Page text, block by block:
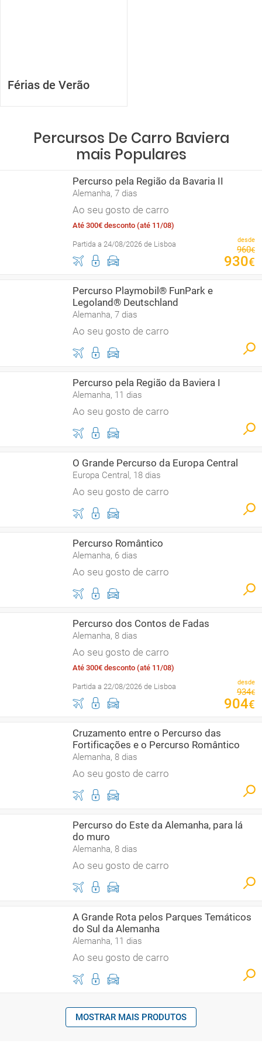
Férias de Verão
Percursos De Carro Baviera
mais Populares
Percurso pela Região da Bavaria II
Alemanha, 7 dias
Ao seu gosto de carro
Até 300€ desconto (até 11/08)
Partida a 24/08/2026 de Lisboa desde
960€
930€
Percurso Playmobil® FunPark e
Legoland® Deutschland
Alemanha, 7 dias
Ao seu gosto de carro
Percurso pela Região da Baviera I
Alemanha, 11 dias
Ao seu gosto de carro
O Grande Percurso da Europa Central
Europa Central, 18 dias
Ao seu gosto de carro
Percurso Romântico
Alemanha, 6 dias
Ao seu gosto de carro
Percurso dos Contos de Fadas
Alemanha, 8 dias
Ao seu gosto de carro
Até 300€ desconto (até 11/08)
Partida a 22/08/2026 de Lisboa desde
934€
904€
Cruzamento entre o Percurso das
Fortificações e o Percurso Romântico
Alemanha, 8 dias
Ao seu gosto de carro
Percurso do Este da Alemanha, para lá
do muro
Alemanha, 8 dias
Ao seu gosto de carro
A Grande Rota pelos Parques Temáticos
do Sul da Alemanha
Alemanha, 11 dias
Ao seu gosto de carro
MOSTRAR MAIS PRODUTOS